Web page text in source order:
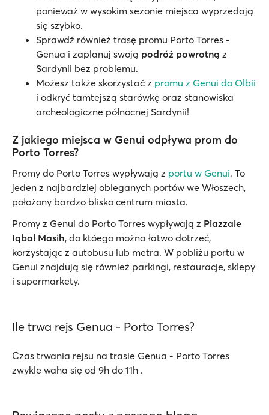
ponieważ w wysokim sezonie miejsca wyprzedają
się szybko.
Sprawdź również trasę promu Porto Torres -
Genua i zaplanuj swoją podróż powrotną z
Sardynii bez problemu.
Możesz także skorzystać z promu z Genui do Olbii
i odkryć tamtejszą starówkę oraz stanowiska
archeologiczne północnej Sardynii!
Z jakiego miejsca w Genui odpływa prom do
Porto Torres?
Promy do Porto Torres wypływają z portu w Genui. To
jeden z najbardziej obleganych portów we Włoszech,
położony bardzo blisko centrum miasta.
Promy z Genui do Porto Torres wypływają z Piazzale
Iqbal Masih, do któego można łatwo dotrzeć,
korzystając z autobusu lub metra. W pobliżu portu w
Genui znajdują się również parkingi, restauracje, sklepy
i supermarkety.
Ile trwa rejs Genua - Porto Torres?
Czas trwania rejsu na trasie Genua - Porto Torres
zwykle waha się od 9h do 11h .